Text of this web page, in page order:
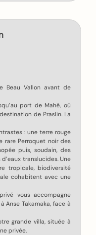
Beau Vallon avant de
port de Mahé, où
de Praslin. La
: une terre rouge
rare Perroquet noir des
puis, soudain, des
translucides. Une
tropicale, biodiversité
cohabitent avec une
vous accompagne
Anse Takamaka, face à
grande villa, située à
privée.